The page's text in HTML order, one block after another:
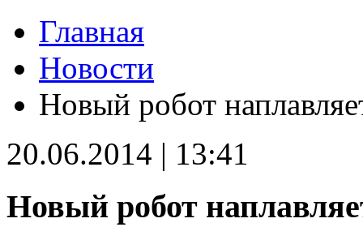
Главная
Новости
Новый робот
20.06.2014 | 13:41
Новый робот